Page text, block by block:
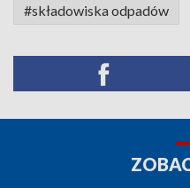
#składowiska odpadów